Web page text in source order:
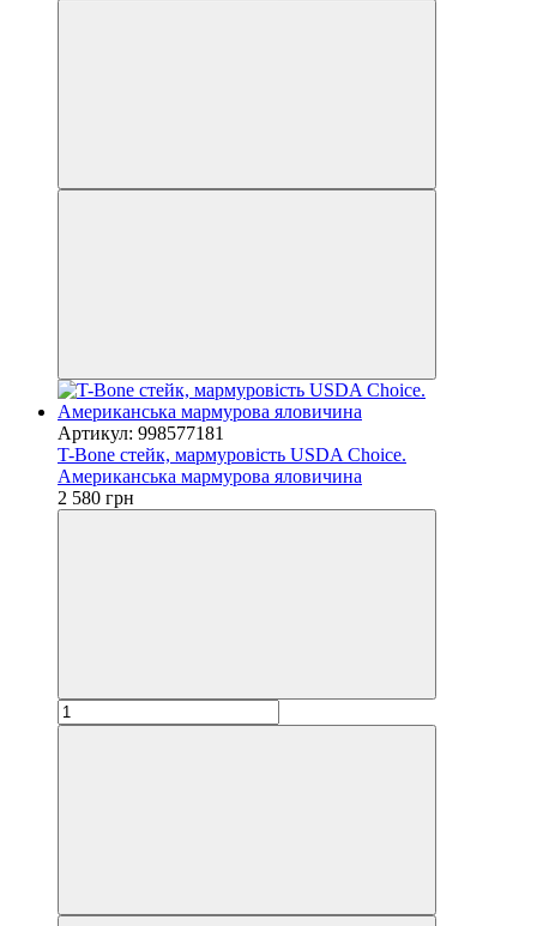
Артикул: 998577181
T-Bone стейк, мармуровість USDA Choice.
Американська мармурова яловичина
2 580 грн